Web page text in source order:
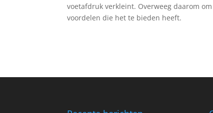
voetafdruk verkleint. Overweeg daarom
voordelen die het te bieden heeft.